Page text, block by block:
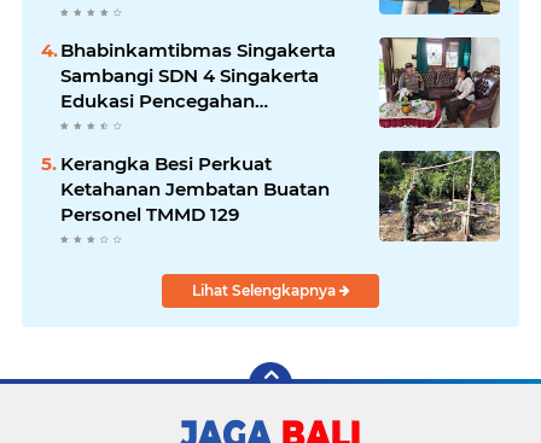
Bhabinkamtibmas Singakerta
Sambangi SDN 4 Singakerta
Edukasi Pencegahan
Penculikan Anak
Kerangka Besi Perkuat
Ketahanan Jembatan Buatan
Personel TMMD 129
Lihat Selengkapnya